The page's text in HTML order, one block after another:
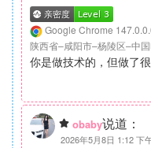
Google Chrome
陕西省–咸阳市–杨陵区–中
你是做技术的，但做了
obaby说道：
2026年5月8日 1:12 下